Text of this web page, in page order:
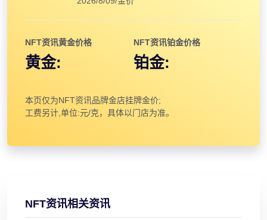
NFT资讯黄金价格
黄金:
NFT资讯铂金价格
铂金:
本页仅为NFT资讯品牌金店挂牌金价;
工费另计,单位:元/克，具体以门店为准。
NFT资讯相关资讯